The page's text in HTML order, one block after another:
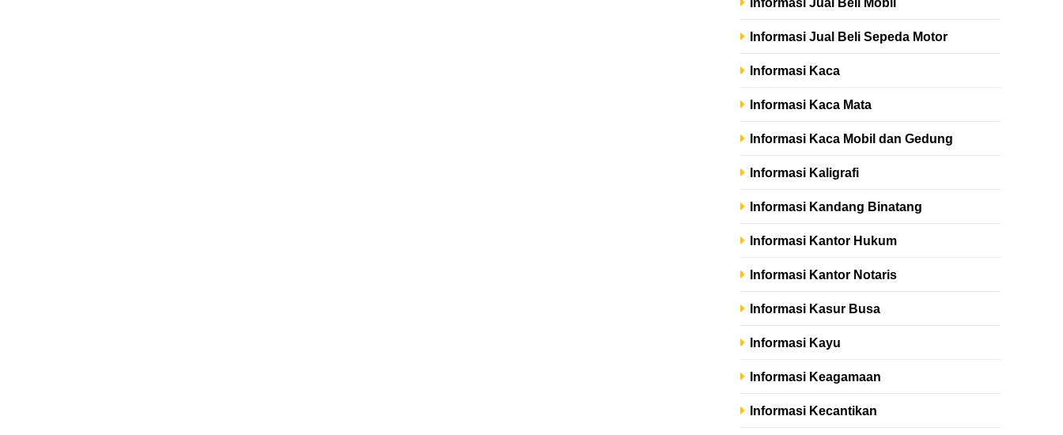
Informasi Jual Beli Sepeda Motor
Informasi Kaca
Informasi Kaca Mata
Informasi Kaca Mobil dan Gedung
Informasi Kaligrafi
Informasi Kandang Binatang
Informasi Kantor Hukum
Informasi Kantor Notaris
Informasi Kasur Busa
Informasi Kayu
Informasi Keagamaan
Informasi Kecantikan